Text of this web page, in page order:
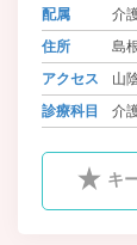
配属
介
住所
島
アクセス
山
診療科目
介
キ